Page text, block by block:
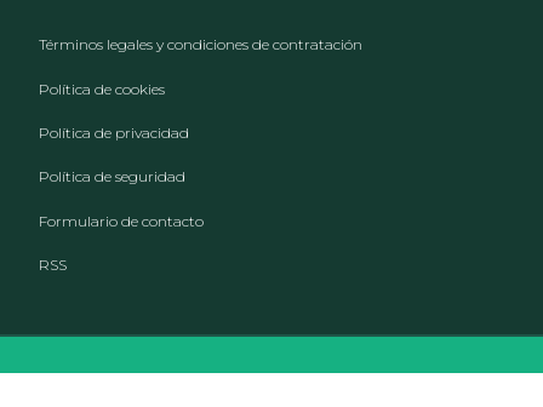
Footer menu
Términos legales y condiciones de contratación
Política de cookies
Política de privacidad
Política de seguridad
Formulario de contacto
RSS